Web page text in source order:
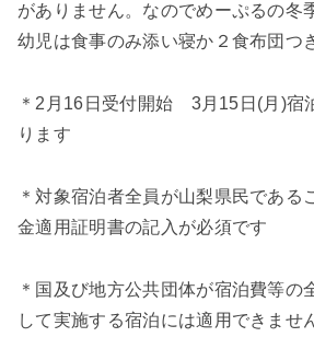
がありません。なのでめーぷるの冬
幼児は食事のみ添い寝か２食布団つ
＊2月16日受付開始 3月15日(月)宿
ります
＊対象宿泊者全員が山梨県民である
金適用証明書の記入が必須です
＊国及び地方公共団体が宿泊費等の
して実施する宿泊には適用できませ